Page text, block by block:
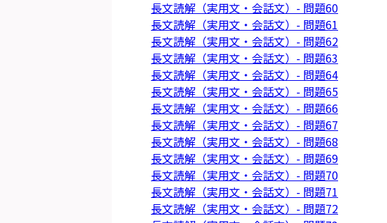
長文読解（実用文・会話文）- 問題60
長文読解（実用文・会話文）- 問題61
長文読解（実用文・会話文）- 問題62
長文読解（実用文・会話文）- 問題63
長文読解（実用文・会話文）- 問題64
長文読解（実用文・会話文）- 問題65
長文読解（実用文・会話文）- 問題66
長文読解（実用文・会話文）- 問題67
長文読解（実用文・会話文）- 問題68
長文読解（実用文・会話文）- 問題69
長文読解（実用文・会話文）- 問題70
長文読解（実用文・会話文）- 問題71
長文読解（実用文・会話文）- 問題72